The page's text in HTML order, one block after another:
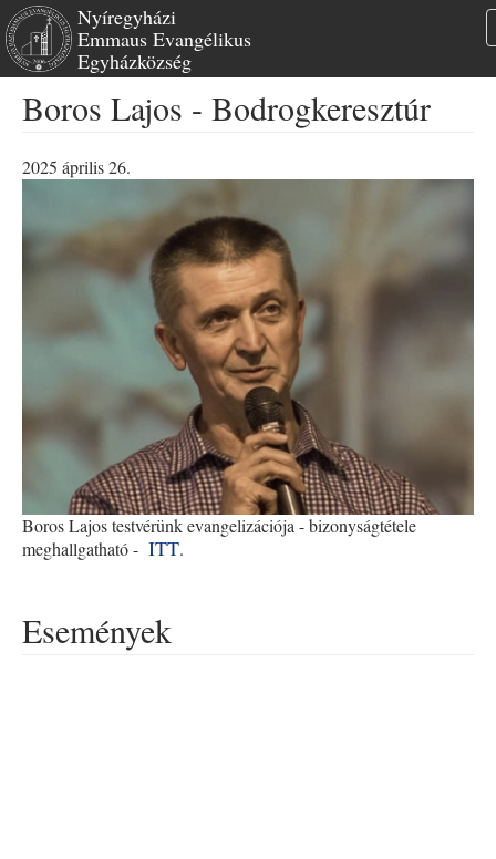
Ugrás
Nyíregyházi
Emmaus Evangélikus
Egyházközség
Boros Lajos - Bodrogkeresztúr
2025 április 26.
Boros Lajos testvérünk evangelizációja - bizonyságtétele
meghallgatható - ITT.
Események